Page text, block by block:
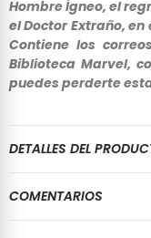
Hombre Ígneo, el
el Doctor Extraño,
Contiene los
Biblioteca Marvel,
puedes perderte
DETALLES DEL
COMENTARIOS